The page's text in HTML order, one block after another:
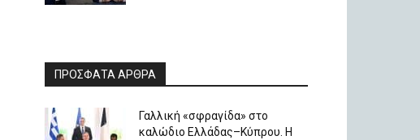
ΠΡΟΣΦΑΤΑ ΑΡΘΡΑ
Γαλλική «σφραγίδα» στο
καλώδιο Ελλάδας–Κύπρου. Η